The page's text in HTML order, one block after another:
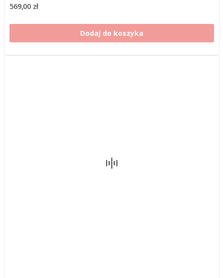
569,00 zł
Dodaj do koszyka